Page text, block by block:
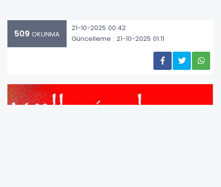
509 OKUNMA
21-10-2025 00:42
Güncelleme : 21-10-2025 01:11